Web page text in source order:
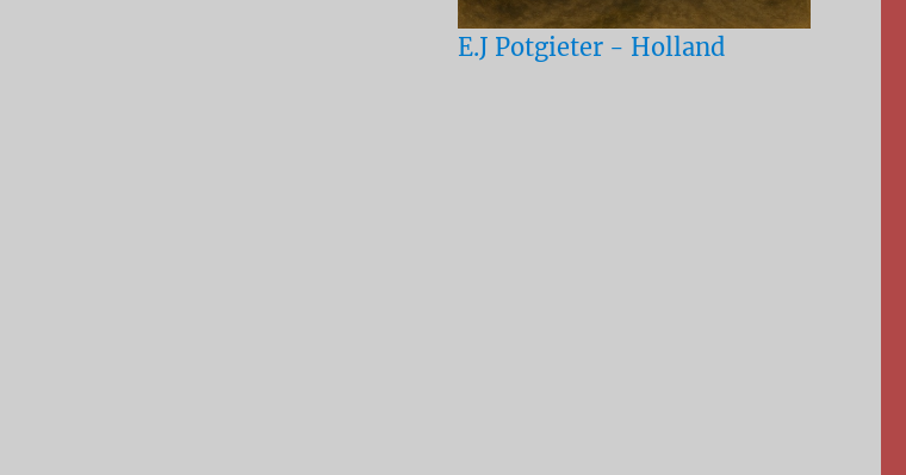
E.J Potgieter - Holland